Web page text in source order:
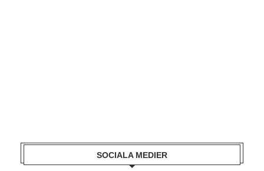
SOCIALA MEDIER